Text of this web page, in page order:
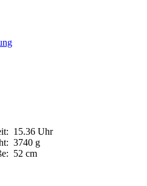
15.36 Uhr
3740 g
52 cm